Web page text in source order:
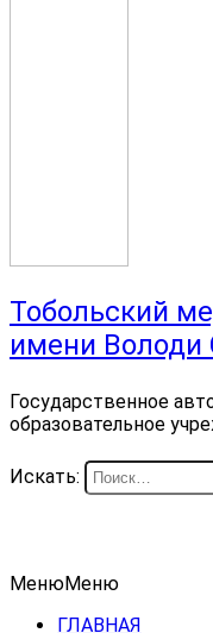
Тобольский
имени Володи
Государственное
образовательное
Искать:
МенюМеню
ГЛАВНАЯ